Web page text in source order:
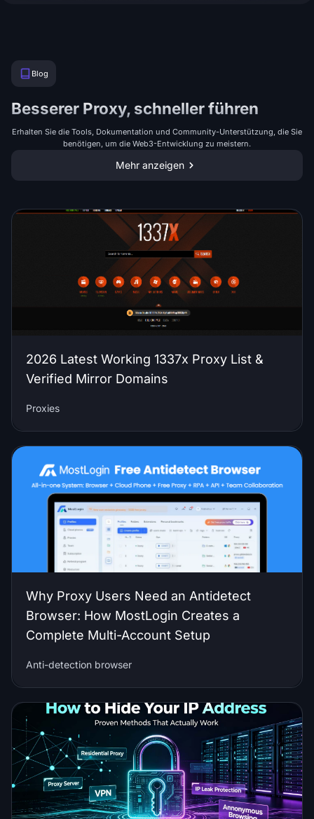
Blog
Besserer Proxy, schneller führen
Erhalten Sie die Tools, Dokumentation und Community-Unterstützung, die Sie
benötigen, um die Web3-Entwicklung zu meistern.
Mehr anzeigen
2026 Latest Working 1337x Proxy List &
Verified Mirror Domains
Proxies
Why Proxy Users Need an Antidetect
Browser: How MostLogin Creates a
Complete Multi-Account Setup
Anti-detection browser